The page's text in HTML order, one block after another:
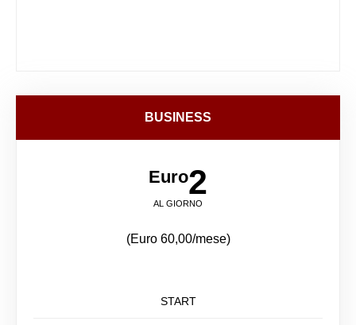
BUSINESS
Euro2
AL GIORNO
(Euro 60,00/mese)
START